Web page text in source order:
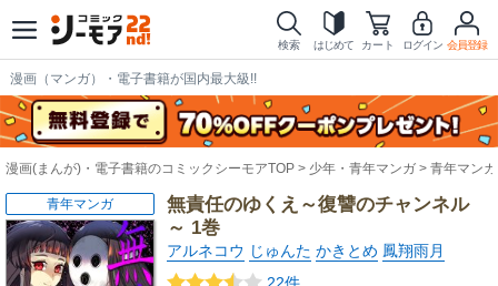
検索 はじめて カート ログイン 会員登録
漫画（マンガ）・電子書籍が国内最大級!!
漫画(まんが)・電子書籍のコミックシーモアTOP 少年・青年マンガ 青年マンガ
無責任のゆくえ～復讐のチャンネル
～ 1巻
アルネコウ じゅんた かきとめ 鳳翔雨月
22件
青年マンガ